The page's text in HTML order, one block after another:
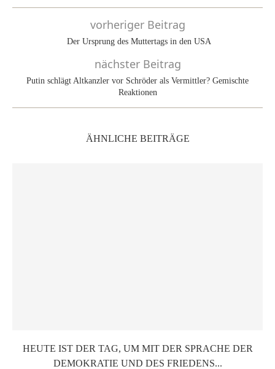
vorheriger Beitrag
Der Ursprung des Muttertags in den USA
nächster Beitrag
Putin schlägt Altkanzler vor Schröder als Vermittler? Gemischte
Reaktionen
ÄHNLICHE BEITRÄGE
HEUTE IST DER TAG, UM MIT DER SPRACHE DER
DEMOKRATIE UND DES FRIEDENS...